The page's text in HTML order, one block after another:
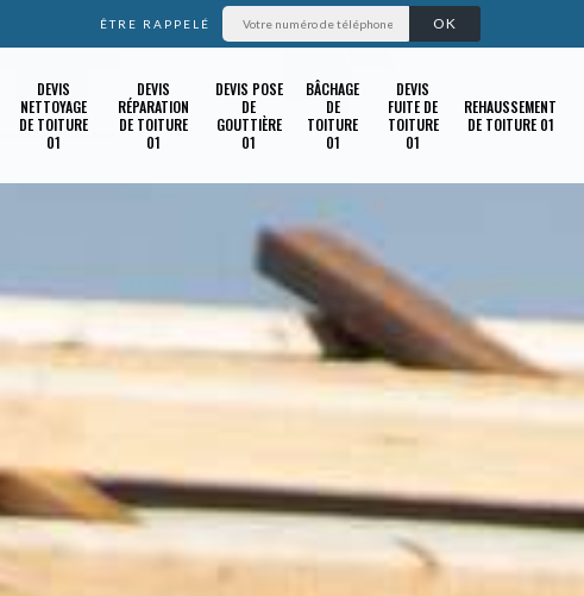
ÊTRE RAPPELÉ
DEVIS
NETTOYAGE
DE TOITURE
01
DEVIS
RÉPARATION
DE TOITURE
01
DEVIS POSE
DE
GOUTTIÈRE
01
BÂCHAGE
DE
TOITURE
01
DEVIS
FUITE DE
TOITURE
01
REHAUSSEMENT
DE TOITURE 01